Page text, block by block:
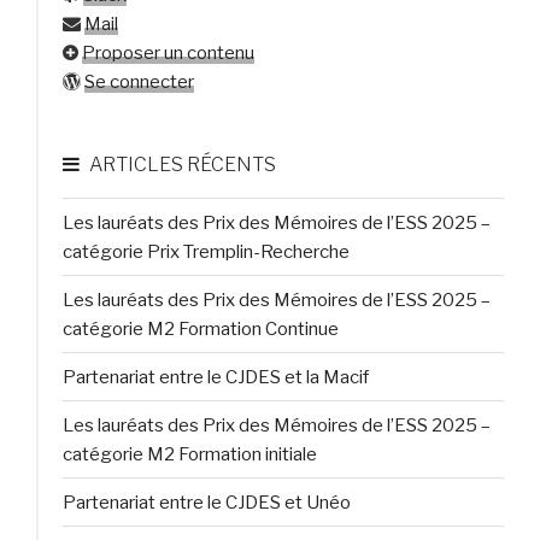
Mail
Proposer un contenu
Se connecter
ARTICLES RÉCENTS
Les lauréats des Prix des Mémoires de l’ESS 2025 –
catégorie Prix Tremplin-Recherche
Les lauréats des Prix des Mémoires de l’ESS 2025 –
catégorie M2 Formation Continue
Partenariat entre le CJDES et la Macif
Les lauréats des Prix des Mémoires de l’ESS 2025 –
catégorie M2 Formation initiale
Partenariat entre le CJDES et Unéo